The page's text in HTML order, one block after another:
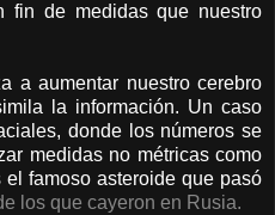
de medidas que nuestro
a aumentar nuestro cerebro
la información. Un caso
donde los números se
medidas no métricas como
famoso asteroide que pasó
los que cayeron en Rusia.